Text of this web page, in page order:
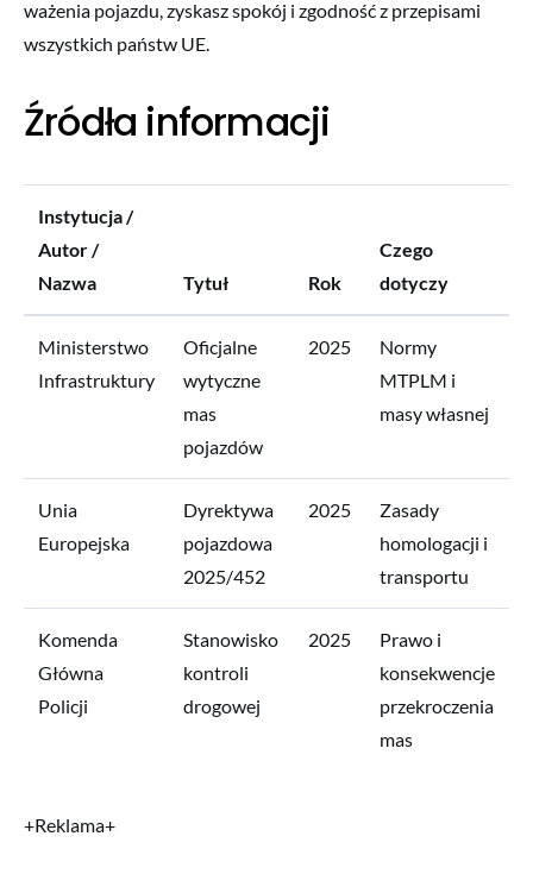
ważenia pojazdu, zyskasz spokój i zgodność z przepisami
wszystkich państw UE.
Źródła informacji
Instytucja /
Autor /
Nazwa
Tytuł Rok
Czego
dotyczy
Ministerstwo
Infrastruktury
Oficjalne
wytyczne
mas
pojazdów
2025
Normy
MTPLM i
masy własnej
Unia
Europejska
Dyrektywa
pojazdowa
2025/452
2025
Zasady
homologacji i
transportu
Komenda
Główna
Policji
Stanowisko
kontroli
drogowej
2025
Prawo i
konsekwencje
przekroczenia
mas
+Reklama+